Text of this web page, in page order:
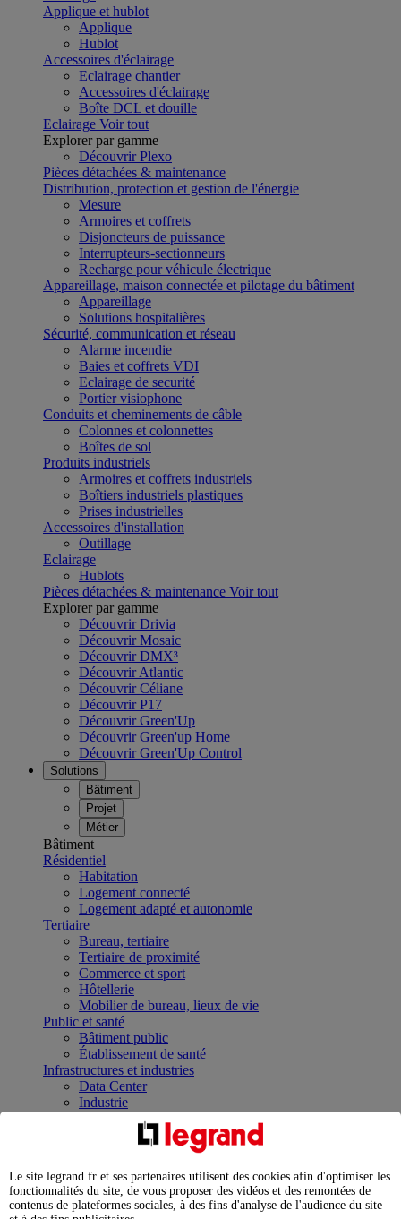
Applique et hublot
Applique
Hublot
Accessoires d'éclairage
Eclairage chantier
Accessoires d'éclairage
Boîte DCL et douille
Eclairage Voir tout
Explorer par gamme
Découvrir Plexo
Pièces détachées & maintenance
Distribution, protection et gestion de l'énergie
Mesure
Armoires et coffrets
Disjoncteurs de puissance
Interrupteurs-sectionneurs
Recharge pour véhicule électrique
Appareillage, maison connectée et pilotage du bâtiment
Appareillage
Solutions hospitalières
Sécurité, communication et réseau
Alarme incendie
Baies et coffrets VDI
Eclairage de securité
Portier visiophone
Conduits et cheminements de câble
Colonnes et colonnettes
Boîtes de sol
Produits industriels
Armoires et coffrets industriels
Boîtiers industriels plastiques
Prises industrielles
Accessoires d'installation
Outillage
Eclairage
Hublots
Pièces détachées & maintenance Voir tout
Explorer par gamme
Découvrir Drivia
Découvrir Mosaic
Découvrir DMX³
Découvrir Atlantic
Découvrir Céliane
Découvrir P17
Découvrir Green'Up
Découvrir Green'up Home
Découvrir Green'Up Control
Solutions
Bâtiment
Projet
Métier
Bâtiment
Résidentiel
Habitation
Logement connecté
Logement adapté et autonomie
Tertiaire
Bureau, tertiaire
Tertiaire de proximité
Commerce et sport
Hôtellerie
Mobilier de bureau, lieux de vie
Public et santé
Bâtiment public
Établissement de santé
Infrastructures et industries
Data Center
Industrie
Infrastructures
Contrôler et planifier le fonctionnement des appareils
Répartir et optimiser son tableau électrique
Legrand Data Center Solutions : concentrer les
expertises au service de vos performances
Le site legrand.fr et ses partenaires utilisent des cookies afin d'optimiser les
fonctionnalités du site, de vous proposer des vidéos et des remontées de
contenus de plateformes sociales, à des fins d'analyse de l'audience du site